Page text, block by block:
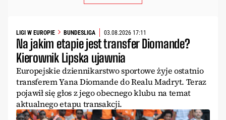
LIGI W EUROPIE BUNDESLIGA 03.08.2026 17:11
Na jakim etapie jest transfer Diomande?
Kierownik Lipska ujawnia
Europejskie dziennikarstwo sportowe żyje ostatnio
transferem Yana Diomande do Realu Madryt. Teraz
pojawił się głos z jego obecnego klubu na temat
aktualnego etapu transakcji.